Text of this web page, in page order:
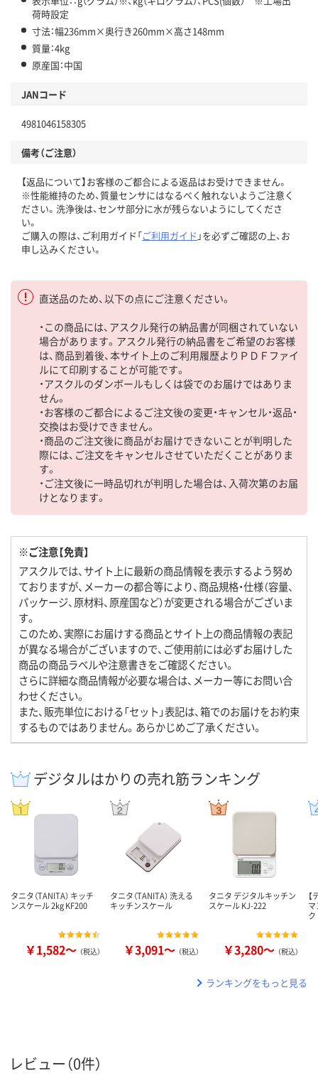
荷時設定
寸法：幅236mm×奥行き260mm×高さ148mm
質量：4kg
原産国：中国
JANコード
4981046158305
備考（ご注意）
【返品について】お客様のご都合による返品はお受けできません。
※性能維持のため、質量センサにはなるべく触れないようご注意く
ださい。洗浄後は、センサ部分に水が残らないようにしてくださ
い。
ご購入の際は、ご利用ガイド「ご利用ガイド 」を必ずご確認の上、お
申し込みください。
直送品のため、以下の点にご注意ください。
・この商品には、アスクル発行の納品書が同梱されていない
場合があります。アスクル発行の納品書をご希望のお客様
は、商品到着後、本サイト上のご利用履歴よりＰＤＦファイ
ルにて印刷することが可能です。
・アスクルのダンボールもしくは袋でのお届けではありま
せん。
・お客様のご都合によるご注文後の変更・キャンセル・返品・
交換はお受けできません。
・商品のご注文後に商品がお届けできないことが判明した
際には、ご注文をキャンセルさせていただくことがありま
す。
・ご注文後に一時品切れが判明した場合は、入荷次第のお届
けとなります。
※ご注意【免責】
アスクルでは、サイト上に最新の商品情報を表示するよう努め
ておりますが、メーカーの都合等により、商品規格・仕様（容量、
パッケージ、原材料、原産国など）が変更される場合がございま
す。
このため、実際にお届けする商品とサイト上の商品情報の表記
が異なる場合がございますので、ご使用前には必ずお届けした
商品の商品ラベルや注意書きをご確認ください。
さらに詳細な商品情報が必要な場合は、メーカー等にお問い合
わせください。
また、販売単位における「セット」表記は、箱でのお届けをお約束
するものではありません。あらかじめご了承ください。
デジタルはかりの売れ筋ランキング
タニタ（TANITA） キッチ
ンスケール 2kg KF200
￥1,582～ （税込）
タニタ（TANITA） 洗える
キッチンスケール
￥3,091～ （税込）
タニタ デジタルキッチン
スケール KJ-222
￥3,280～ （税込）
ランキングをもっと見る
レビュー（0件）